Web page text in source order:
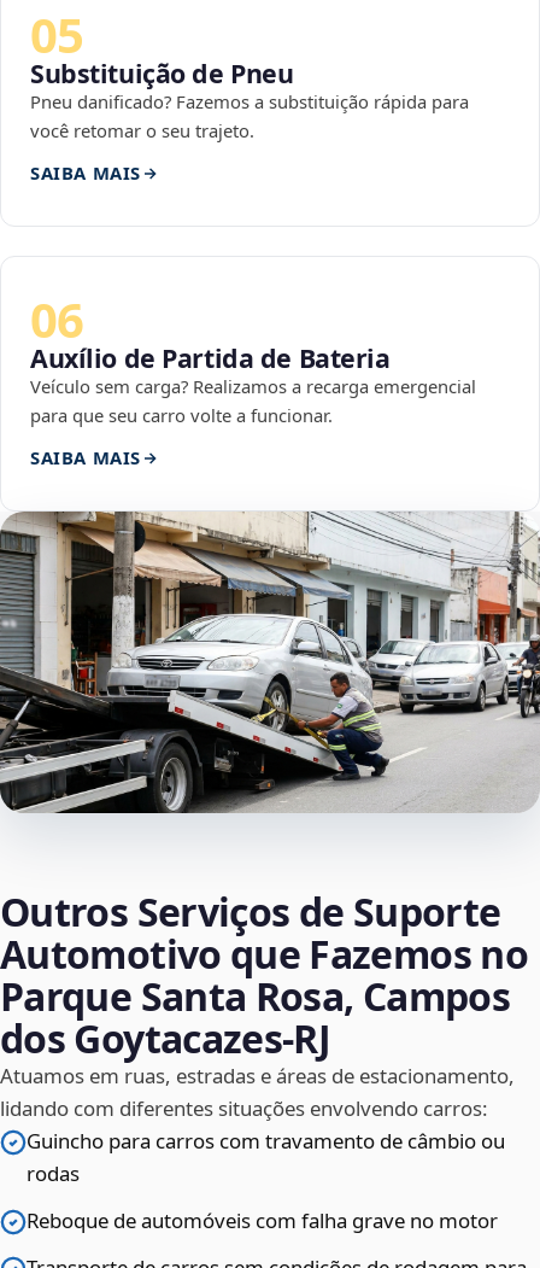
05
Substituição de Pneu
Pneu danificado? Fazemos a substituição rápida para
você retomar o seu trajeto.
SAIBA MAIS
06
Auxílio de Partida de Bateria
Veículo sem carga? Realizamos a recarga emergencial
para que seu carro volte a funcionar.
SAIBA MAIS
Outros Serviços de Suporte
Automotivo que Fazemos no
Parque Santa Rosa, Campos
dos Goytacazes‑RJ
Atuamos em ruas, estradas e áreas de estacionamento,
lidando com diferentes situações envolvendo carros:
Guincho para carros com travamento de câmbio ou
rodas
Reboque de automóveis com falha grave no motor